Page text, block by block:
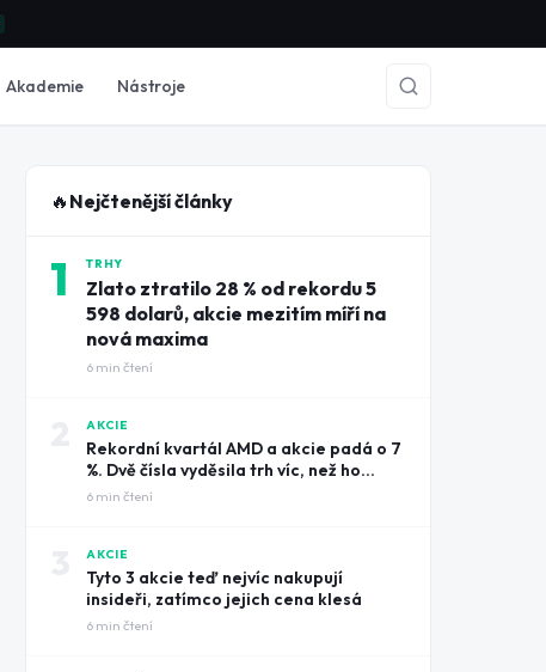
Akademie Nástroje
🔥 Nejčtenější články
1 TRHY
Zlato ztratilo 28 % od rekordu 5
598 dolarů, akcie mezitím míří na
nová maxima
6 min čtení
AKCIE
Rekordní kvartál AMD a akcie padá o 7
%. Dvě čísla vyděsila trh víc, než ho
potěšily tržby
6 min čtení
AKCIE
Tyto 3 akcie teď nejvíc nakupují
insideři, zatímco jejich cena klesá
6 min čtení